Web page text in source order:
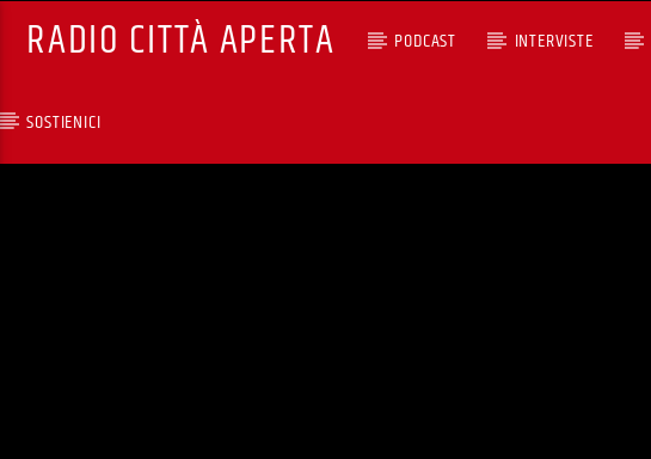
RADIO CITTÀ APERTA PODCAST INTERVISTE
SOSTIENICI